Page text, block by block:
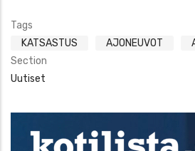
Tags
KATSASTUS
AJONEUVOT
Section
Uutiset